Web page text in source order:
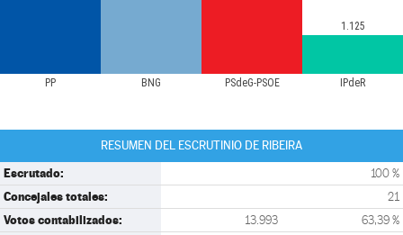
PP BNG PSdeG-PSOE IPdeR
1.125
RESUMEN DEL ESCRUTINIO DE RIBEIRA
Escrutado: 100 %
Concejales totales: 21
Votos contabilizados: 13.993 63,39 %